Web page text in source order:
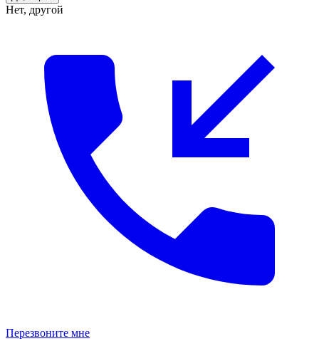
Нет, другой
Перезвоните мне